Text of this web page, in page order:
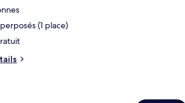
:
(1 place)